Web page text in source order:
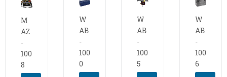
M
AZ
-
100
8
W
AB
-
100
0
W
AB
-
100
5
W
AB
-
100
6